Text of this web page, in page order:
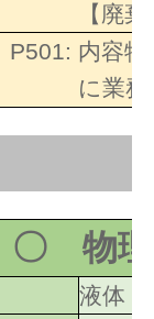
【廃
P501: 内容
に業
〇 物理
液体